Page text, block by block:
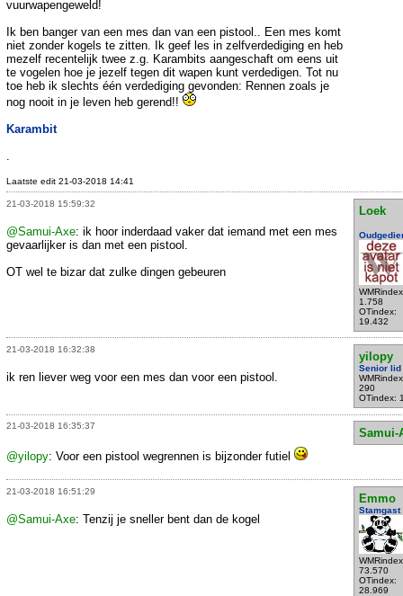
vuurwapengeweld!
Ik ben banger van een mes dan van een pistool.. Een mes komt
niet zonder kogels te zitten. Ik geef les in zelfverdediging en heb
mezelf recentelijk twee z.g. Karambits aangeschaft om eens uit
te vogelen hoe je jezelf tegen dit wapen kunt verdedigen. Tot nu
toe heb ik slechts één verdediging gevonden: Rennen zoals je
nog nooit in je leven heb gerend!!
Karambit
Laatste edit 21-03-2018 14:41
21-03-2018 15:59:32
Loek
1.758
OTindex:
19.432
@Samui-Axe: ik hoor inderdaad vaker dat iemand met een mes
gevaarlijker is dan met een pistool.
OT wel te bizar dat zulke dingen gebeuren
21-03-2018 16:32:38
yilopy
Senior lid
290
OTindex:
ik ren liever weg voor een mes dan voor een pistool.
21-03-2018 16:35:37
Samui-
@yilopy: Voor een pistool wegrennen is bijzonder futiel
21-03-2018 16:51:29
Emmo
Stamgast
73.570
OTindex:
28.969
@Samui-Axe: Tenzij je sneller bent dan de kogel